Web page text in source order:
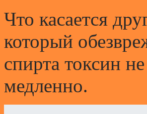
Что касается
который
спирта токсин
медленно.